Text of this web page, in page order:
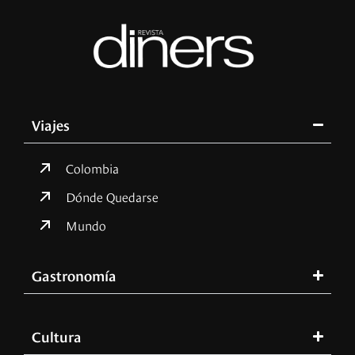
Viajes
Colombia
Dónde Quedarse
Mundo
Gastronomía
Cultura